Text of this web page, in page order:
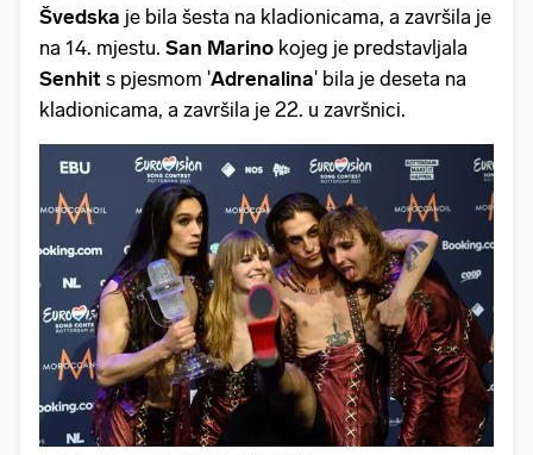
Švedska je bila šesta na kladionicama, a završila je
na 14. mjestu. San Marino kojeg je predstavljala
Senhit s pjesmom 'Adrenalina' bila je deseta na
kladionicama, a završila je 22. u završnici.